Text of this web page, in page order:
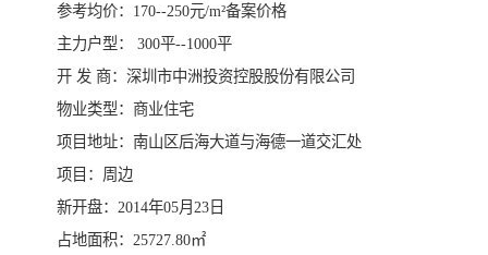
参考均价：170--250元/m²备案价格
主力户型： 300平--1000平
开 发 商：深圳市中洲投资控股股份有限公司
物业类型：商业住宅
项目地址：南山区后海大道与海德一道交汇处
项目：周边
新开盘：2014年05月23日
占地面积：25727.80㎡